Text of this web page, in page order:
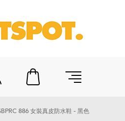
886 女裝真皮防水鞋 - 黑色